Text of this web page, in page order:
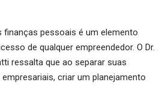
finanças pessoais é um elemento
de qualquer empreendedor. O Dr.
ressalta que ao separar suas
criar um planejamento